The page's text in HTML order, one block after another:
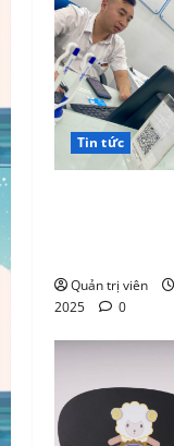
Tin tức
Quản trị viên
2025
0